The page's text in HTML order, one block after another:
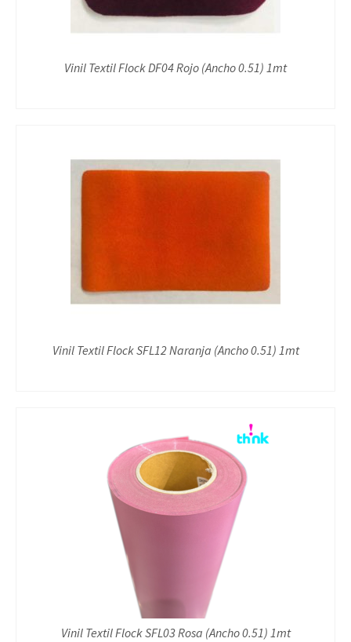
Vinil Textil Flock DF04 Rojo (Ancho 0.51) 1mt
Vinil Textil Flock SFL12 Naranja (Ancho 0.51) 1mt
Vinil Textil Flock SFL03 Rosa (Ancho 0.51) 1mt